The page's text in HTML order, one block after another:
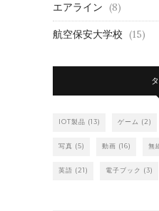
エアライン (8)
航空保安大学校 (15)
IOT製品 (13) ゲーム (2)
写真 (5) 動画 (16) 無
英語 (21) 電子ブック (3)